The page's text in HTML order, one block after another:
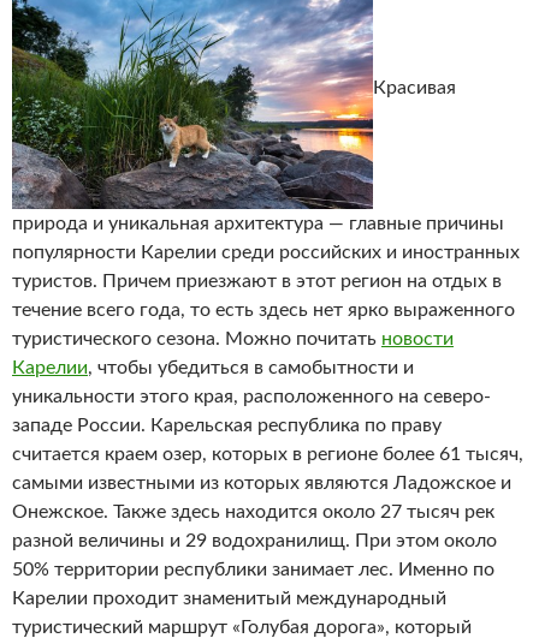
Красивая
природа и уникальная архитектура — главные причины
популярности Карелии среди российских и иностранных
туристов. Причем приезжают в этот регион на отдых в
течение всего года, то есть здесь нет ярко выраженного
туристического сезона. Можно почитать новости
Карелии, чтобы убедиться в самобытности и
уникальности этого края, расположенного на северо-
западе России. Карельская республика по праву
считается краем озер, которых в регионе более 61 тысяч,
самыми известными из которых являются Ладожское и
Онежское. Также здесь находится около 27 тысяч рек
разной величины и 29 водохранилищ. При этом около
50% территории республики занимает лес. Именно по
Карелии проходит знаменитый международный
туристический маршрут «Голубая дорога», который